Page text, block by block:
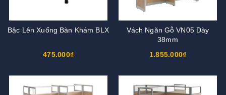
Bậc Lên Xuống Bàn Khám BLX
475.000₫
Vách Ngăn Gỗ VN05 Dày
38mm
1.855.000₫